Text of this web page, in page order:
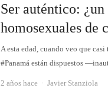
Ser auténtico:
homosexuales de
A esta edad, cuando veo que
#Panamá están dispuestos
2 años hace Autor
Javier Stanziola